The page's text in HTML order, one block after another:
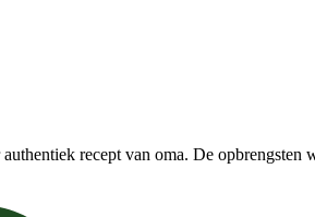
recept van oma. De